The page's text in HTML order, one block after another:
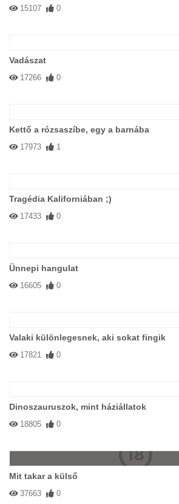
15107 0
Vadászat
17266 0
Kettő a rózsaszíbe, egy a barnába
17973 1
Tragédia Kaliforniában ;)
17433 0
Ünnepi hangulat
16605 0
Valaki különlegesnek, aki sokat fingik
17821 0
Dinoszauruszok, mint háziállatok
18805 0
Mit takar a külső
37663 0